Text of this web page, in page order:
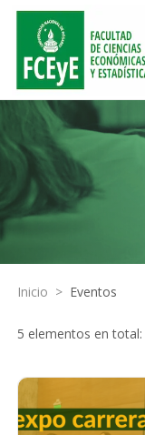
Inicio > Eventos
5 elementos en total: